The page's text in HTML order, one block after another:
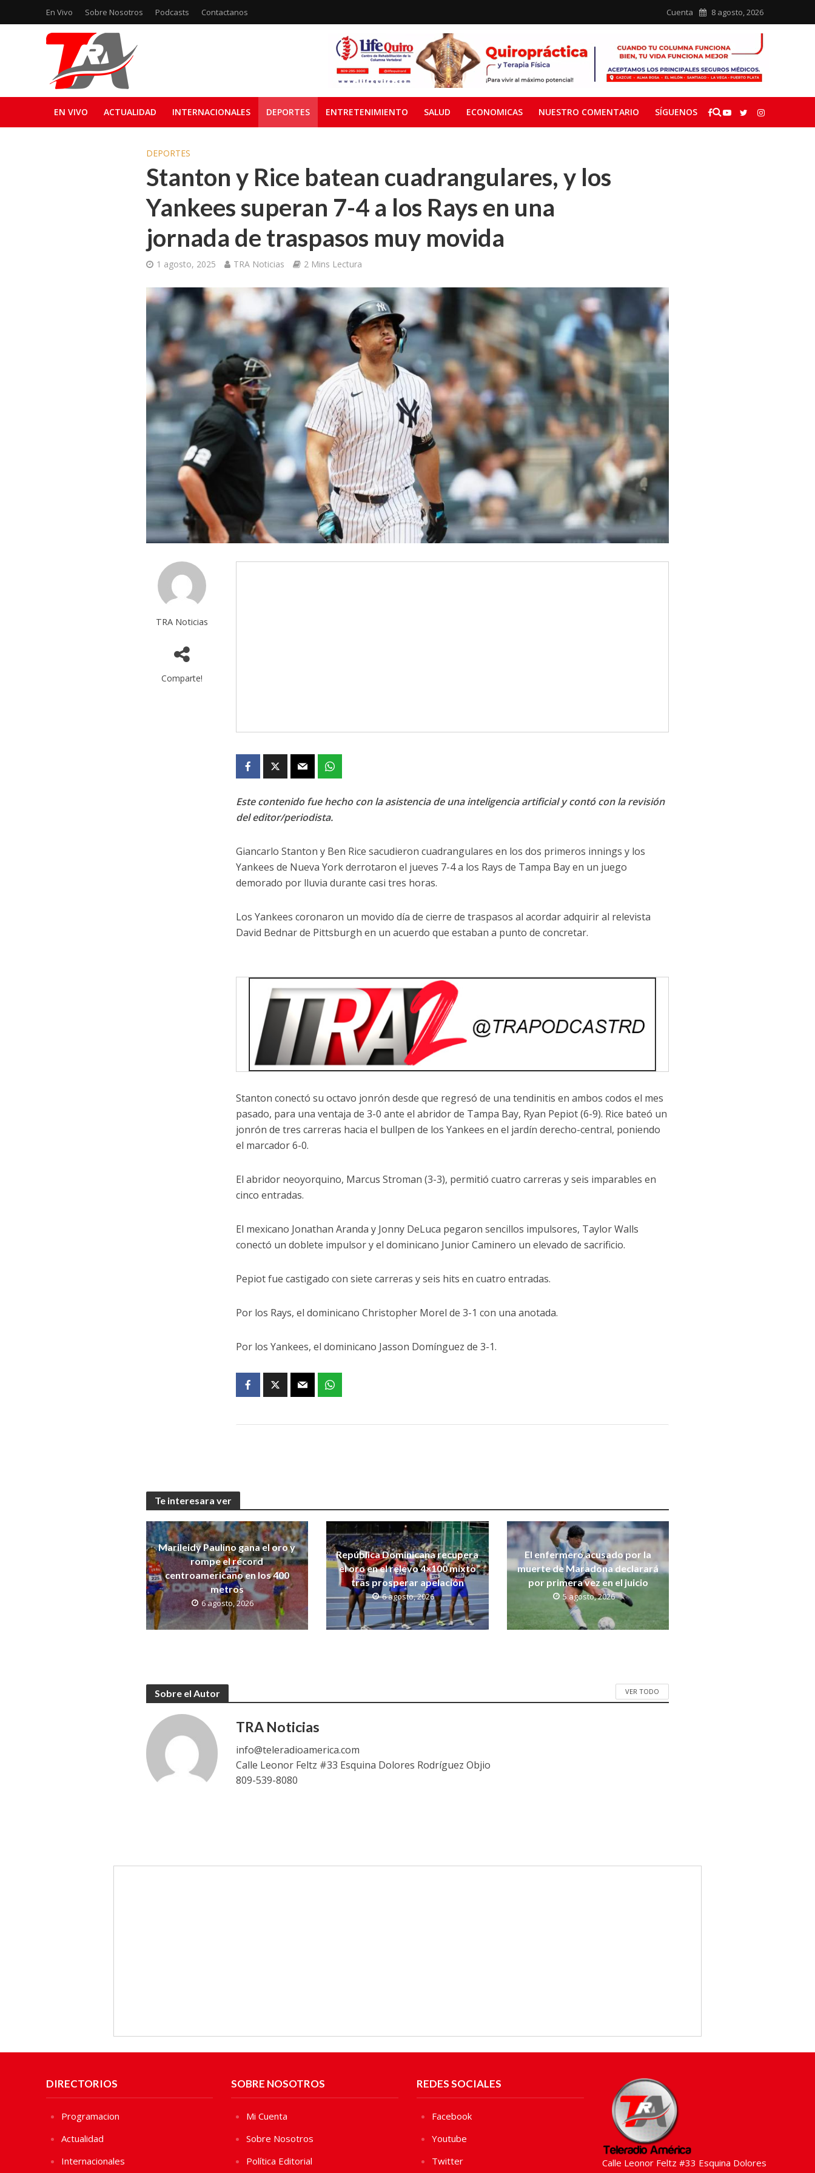
En Vivo Sobre Nosotros Podcasts Contactanos Cuenta 8 agosto, 2026
EN VIVO ACTUALIDAD INTERNACIONALES DEPORTES ENTRETENIMIENTO SALUD ECONOMICAS NUESTRO COMENTARIO SÍGUENOS
DEPORTES
Stanton y Rice batean cuadrangulares, y los
Yankees superan 7-4 a los Rays en una
jornada de traspasos muy movida
1 agosto, 2025 TRA Noticias 2 Mins Lectura
TRA Noticias
Comparte!
Este contenido fue hecho con la asistencia de una inteligencia artificial y contó con la revisión
del editor/periodista.
Giancarlo Stanton y Ben Rice sacudieron cuadrangulares en los dos primeros innings y los
Yankees de Nueva York derrotaron el jueves 7-4 a los Rays de Tampa Bay en un juego
demorado por lluvia durante casi tres horas.
Los Yankees coronaron un movido día de cierre de traspasos al acordar adquirir al relevista
David Bednar de Pittsburgh en un acuerdo que estaban a punto de concretar.
Stanton conectó su octavo jonrón desde que regresó de una tendinitis en ambos codos el mes
pasado, para una ventaja de 3-0 ante el abridor de Tampa Bay, Ryan Pepiot (6-9). Rice bateó un
jonrón de tres carreras hacia el bullpen de los Yankees en el jardín derecho-central, poniendo
el marcador 6-0.
El abridor neoyorquino, Marcus Stroman (3-3), permitió cuatro carreras y seis imparables en
cinco entradas.
El mexicano Jonathan Aranda y Jonny DeLuca pegaron sencillos impulsores, Taylor Walls
conectó un doblete impulsor y el dominicano Junior Caminero un elevado de sacrificio.
Pepiot fue castigado con siete carreras y seis hits en cuatro entradas.
Por los Rays, el dominicano Christopher Morel de 3-1 con una anotada.
Por los Yankees, el dominicano Jasson Domínguez de 3-1.
Te interesara ver
Marileidy Paulino gana el oro y
rompe el récord
centroamericano en los 400
metros
6 agosto, 2026
República Dominicana recupera
el oro en el relevo 4×100 mixto
tras prosperar apelación
6 agosto, 2026
El enfermero acusado por la
muerte de Maradona declarará
por primera vez en el juicio
5 agosto, 2026
Sobre el Autor VER TODO
TRA Noticias
info@teleradioamerica.com
Calle Leonor Feltz #33 Esquina Dolores Rodríguez Objio
809-539-8080
DIRECTORIOS
Programacion
Actualidad
Internacionales
SOBRE NOSOTROS
Mi Cuenta
Sobre Nosotros
Política Editorial
REDES SOCIALES
Facebook
Youtube
Twitter
Calle Leonor Feltz #33 Esquina Dolores